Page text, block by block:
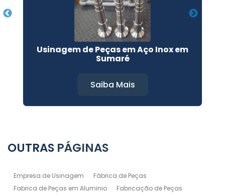
Usinagem de Peças em Aço Inox em
Sumaré
Saiba Mais
OUTRAS PÁGINAS
Empresa de Usinagem
Fábrica de Peças
Fabrica de Peças em Aluminio
Fabricação de Peças